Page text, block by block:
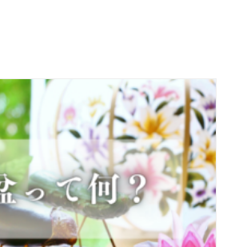
、相続した住宅の解体時に必要な手続
など、解体に向けて知っておくべきポ
■不動産を売却したい場合 一般的な